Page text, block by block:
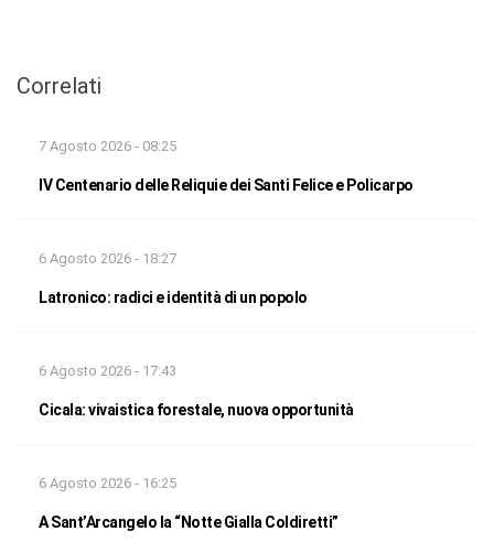
Correlati
7 Agosto 2026 - 08:25
IV Centenario delle Reliquie dei Santi Felice e Policarpo
6 Agosto 2026 - 18:27
Latronico: radici e identità di un popolo
6 Agosto 2026 - 17:43
Cicala: vivaistica forestale, nuova opportunità
6 Agosto 2026 - 16:25
A Sant’Arcangelo la “Notte Gialla Coldiretti”